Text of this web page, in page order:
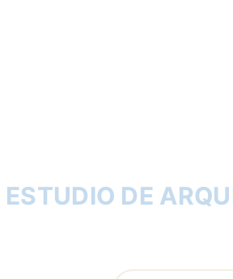
ESTUDIO DE